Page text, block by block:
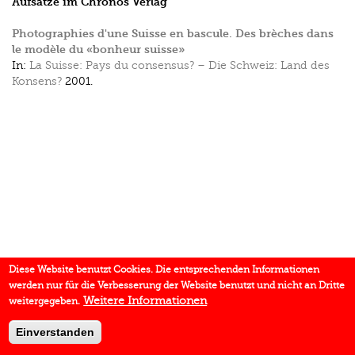
Photographies d'une Suisse en bascule. Des brèches dans
le modèle du «bonheur suisse»
In: La Suisse: Pays du consensus? – Die Schweiz: Land des
Konsens? 2001.
Diese Website benutzt Cookies. Die entsprechenden Informationen
werden nur für die Verbesserung der Website benutzt und nicht an Dritte
weitergegeben. Weitere Informationen
Einverstanden